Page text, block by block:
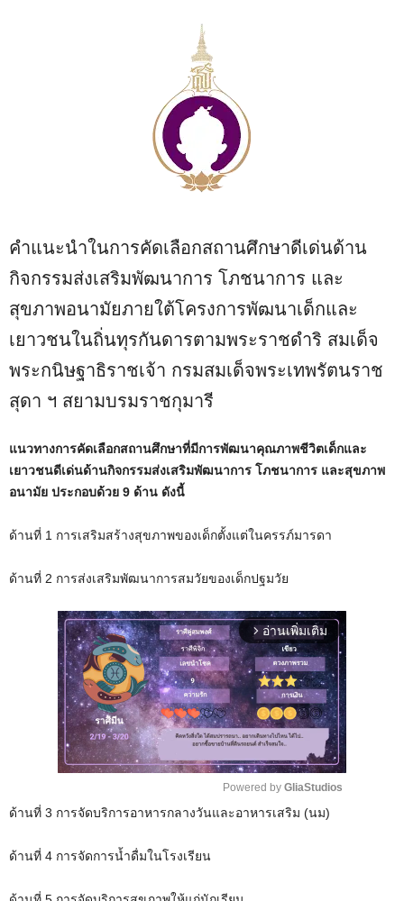
คำแนะนำในการคัดเลือกสถานศึกษาดีเด่นด้าน
กิจกรรมส่งเสริมพัฒนาการ โภชนาการ และ
สุขภาพอนามัยภายใต้โครงการพัฒนาเด็กและ
เยาวชนในถิ่นทุรกันดารตามพระราชดำริ สมเด็จ
พระกนิษฐาธิราชเจ้า กรมสมเด็จพระเทพรัตนราช
สุดา ฯ สยามบรมราชกุมารี
แนวทางการคัดเลือกสถานศึกษาที่มีการพัฒนาคุณภาพชีวิตเด็กและ
เยาวชนดีเด่นด้านกิจกรรมส่งเสริมพัฒนาการ โภชนาการ และสุขภาพ
อนามัย ประกอบด้วย 9 ด้าน ดังนี้
ด้านที่ 1 การเสริมสร้างสุขภาพของเด็กตั้งแต่ในครรภ์มารดา
ด้านที่ 2 การส่งเสริมพัฒนาการสมวัยของเด็กปฐมวัย
arrow_forward_ios อ่านเพิ่มเติม
Powered by GliaStudios
ด้านที่ 3 การจัดบริการอาหารกลางวันและอาหารเสริม (นม)
ด้านที่ 4 การจัดการน้ำดื่มในโรงเรียน